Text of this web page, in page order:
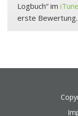
Logbuch“ im
erste Bewertung.